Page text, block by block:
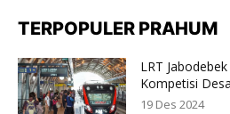
TERPOPULER PRAHUM
LRT
Kompetisi
19 Des 2024